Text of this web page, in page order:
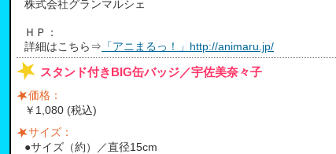
株式会社グランマルシェ
ＨＰ：
詳細はこちら⇒ 「アニまるっ！」http://animaru.jp/
スタンド付きBIG缶バッジ／宇佐美奈々子
価格：
￥1,080 (税込)
サイズ：
●サイズ（約）／直径15cm